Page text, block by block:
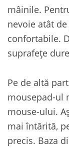
mâinile.
nevoie atât
confortabile.
suprafețe
Pe de altă
mousepad-ul
mouse-ului.
mai întărită,
precis. Baza